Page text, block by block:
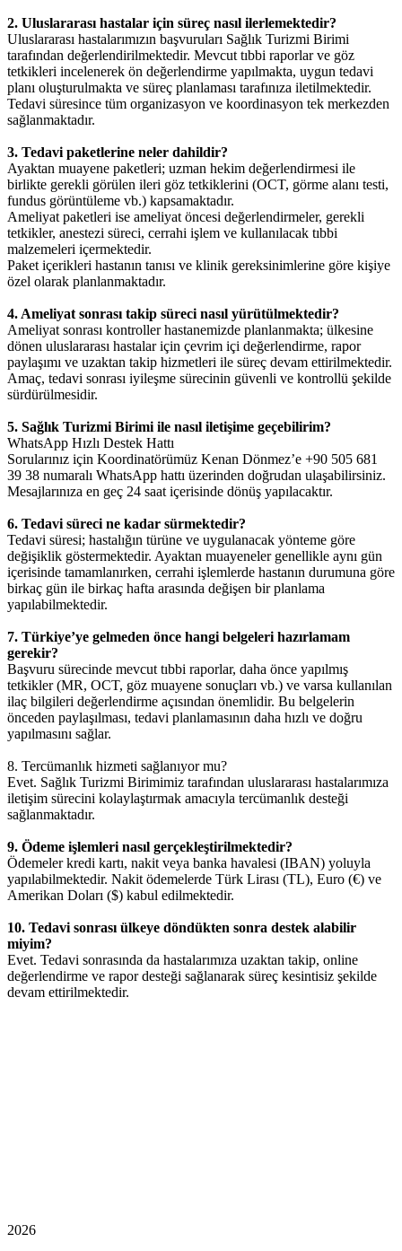
2. Uluslararası hastalar için süreç nasıl ilerlemektedir?
Uluslararası hastalarımızın başvuruları Sağlık Turizmi Birimi
tarafından değerlendirilmektedir. Mevcut tıbbi raporlar ve göz
tetkikleri incelenerek ön değerlendirme yapılmakta, uygun tedavi
planı oluşturulmakta ve süreç planlaması tarafınıza iletilmektedir.
Tedavi süresince tüm organizasyon ve koordinasyon tek merkezden
sağlanmaktadır.
3. Tedavi paketlerine neler dahildir?
Ayaktan muayene paketleri; uzman hekim değerlendirmesi ile
birlikte gerekli görülen ileri göz tetkiklerini (OCT, görme alanı testi,
fundus görüntüleme vb.) kapsamaktadır.
Ameliyat paketleri ise ameliyat öncesi değerlendirmeler, gerekli
tetkikler, anestezi süreci, cerrahi işlem ve kullanılacak tıbbi
malzemeleri içermektedir.
Paket içerikleri hastanın tanısı ve klinik gereksinimlerine göre kişiye
özel olarak planlanmaktadır.
4. Ameliyat sonrası takip süreci nasıl yürütülmektedir?
Ameliyat sonrası kontroller hastanemizde planlanmakta; ülkesine
dönen uluslararası hastalar için çevrim içi değerlendirme, rapor
paylaşımı ve uzaktan takip hizmetleri ile süreç devam ettirilmektedir.
Amaç, tedavi sonrası iyileşme sürecinin güvenli ve kontrollü şekilde
sürdürülmesidir.
5. Sağlık Turizmi Birimi ile nasıl iletişime geçebilirim?
WhatsApp Hızlı Destek Hattı
Sorularınız için Koordinatörümüz Kenan Dönmez’e +90 505 681
39 38 numaralı WhatsApp hattı üzerinden doğrudan ulaşabilirsiniz.
Mesajlarınıza en geç 24 saat içerisinde dönüş yapılacaktır.
6. Tedavi süreci ne kadar sürmektedir?
Tedavi süresi; hastalığın türüne ve uygulanacak yönteme göre
değişiklik göstermektedir. Ayaktan muayeneler genellikle aynı gün
içerisinde tamamlanırken, cerrahi işlemlerde hastanın durumuna göre
birkaç gün ile birkaç hafta arasında değişen bir planlama
yapılabilmektedir.
7. Türkiye’ye gelmeden önce hangi belgeleri hazırlamam
gerekir?
Başvuru sürecinde mevcut tıbbi raporlar, daha önce yapılmış
tetkikler (MR, OCT, göz muayene sonuçları vb.) ve varsa kullanılan
ilaç bilgileri değerlendirme açısından önemlidir. Bu belgelerin
önceden paylaşılması, tedavi planlamasının daha hızlı ve doğru
yapılmasını sağlar.
8. Tercümanlık hizmeti sağlanıyor mu?
Evet. Sağlık Turizmi Birimimiz tarafından uluslararası hastalarımıza
iletişim sürecini kolaylaştırmak amacıyla tercümanlık desteği
sağlanmaktadır.
9. Ödeme işlemleri nasıl gerçekleştirilmektedir?
Ödemeler kredi kartı, nakit veya banka havalesi (IBAN) yoluyla
yapılabilmektedir. Nakit ödemelerde Türk Lirası (TL), Euro (€) ve
Amerikan Doları ($) kabul edilmektedir.
10. Tedavi sonrası ülkeye döndükten sonra destek alabilir
miyim?
Evet. Tedavi sonrasında da hastalarımıza uzaktan takip, online
değerlendirme ve rapor desteği sağlanarak süreç kesintisiz şekilde
devam ettirilmektedir.
2026